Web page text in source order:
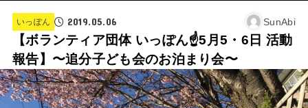
いっぽん 2019.05.06 SunAbi
【ボランティア団体 いっぽん☝️5月5・6日 活動
報告】〜追分子ども会のお泊まり会〜